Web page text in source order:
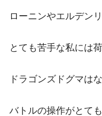
ローニンやエルデン
とても苦手な私には
ドラゴンズドグマは
バトルの操作がとて